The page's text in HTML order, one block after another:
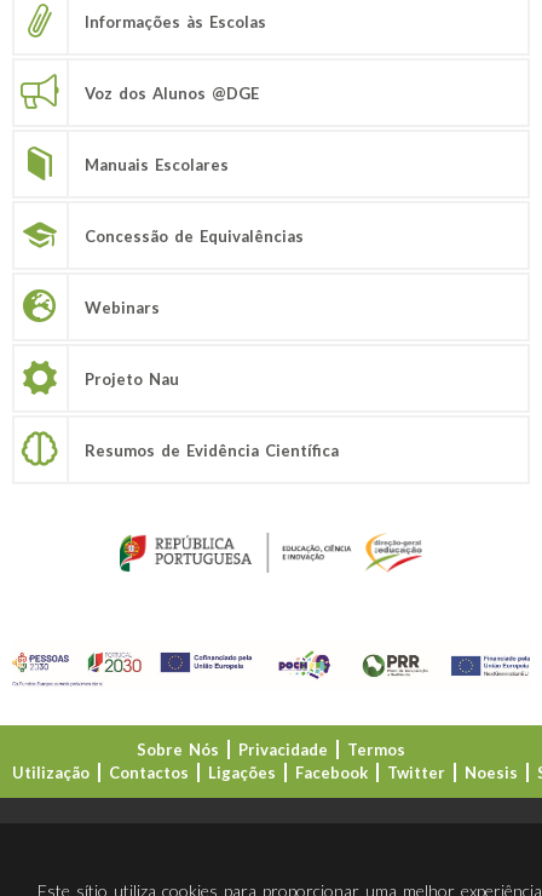
Informações às Escolas
Voz dos Alunos @DGE
Manuais Escolares
Concessão de Equivalências
Webinars
Projeto Nau
Resumos de Evidência Científica
Sobre Nós Privacidade
Termos
Utilização
Contactos Ligações Facebook Twitter Noesis
Este sítio utiliza cookies para proporcionar uma melhor